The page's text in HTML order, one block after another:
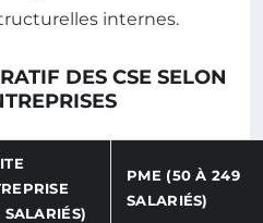
internes.
DES CSE SELON
PME (50 À 249
SALARIÉS)